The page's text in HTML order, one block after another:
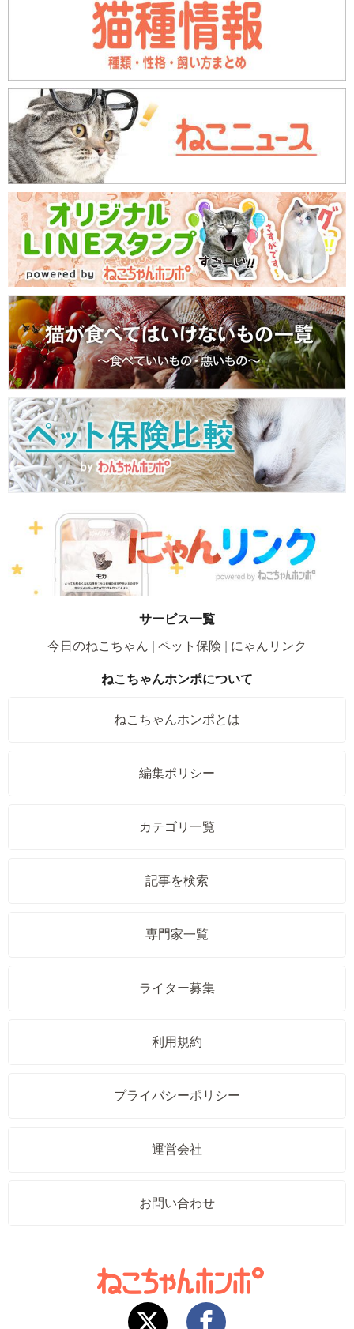
サービス一覧
今日のねこちゃん
ペット保険 にゃんリンク
ねこちゃんホンポについて
ねこちゃんホンポとは
編集ポリシー
カテゴリ一覧
記事を検索
専門家一覧
ライター募集
利用規約
プライバシーポリシー
運営会社
お問い合わせ